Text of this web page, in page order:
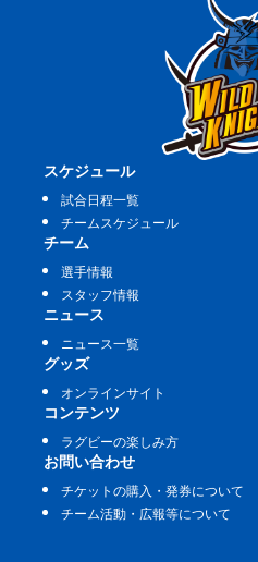
スケジュール
試合日程一覧
チームスケジュール
チーム
選手情報
スタッフ情報
ニュース
ニュース一覧
グッズ
オンラインサイト
コンテンツ
ラグビーの楽しみ方
お問い合わせ
チケットの購入・発券について
チーム活動・広報等について